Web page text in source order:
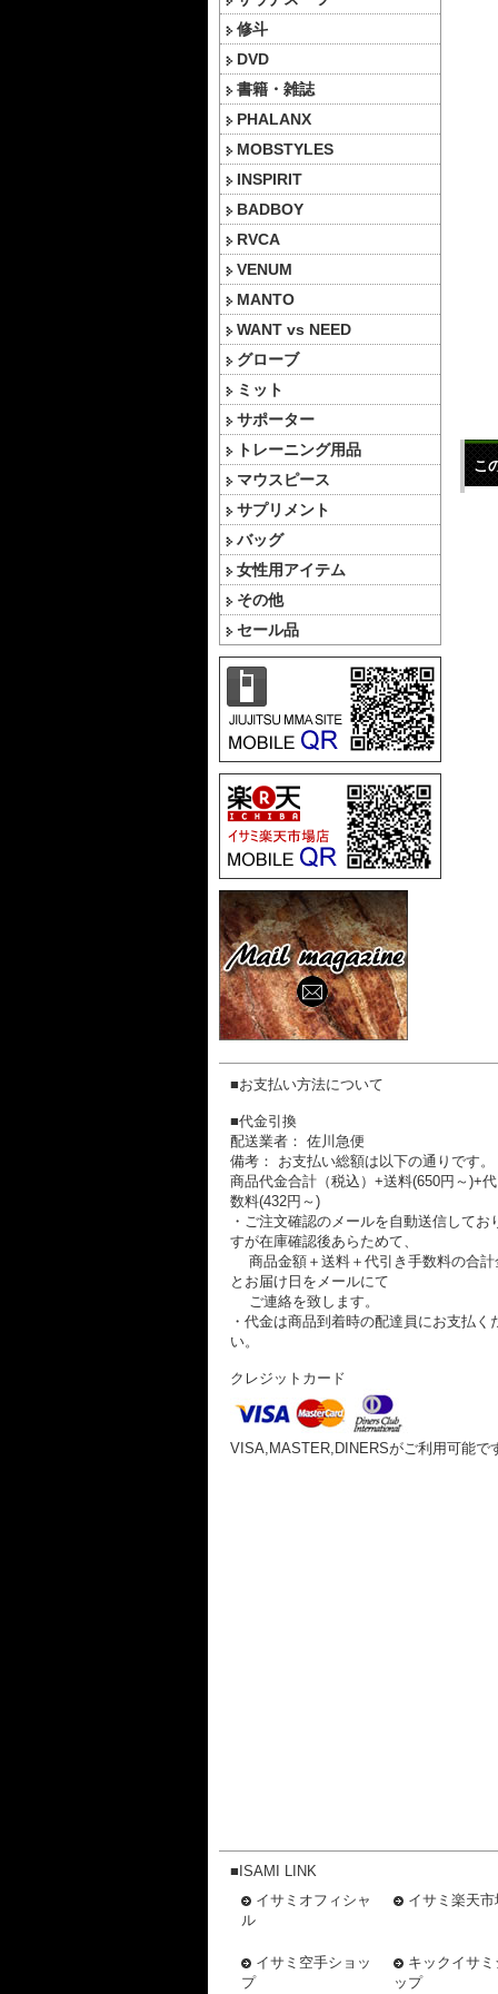
修斗
DVD
書籍・雑誌
PHALANX
MOBSTYLES
INSPIRIT
BADBOY
RVCA
VENUM
MANTO
WANT vs NEED
グローブ
ミット
サポーター
トレーニング用品
マウスピース
サプリメント
バッグ
女性用アイテム
その他
セール品
こ
■お支払い方法について
■代金引換
配送業者： 佐川急便
備考： お支払い総額は以下の通りです。
商品代金合計（税込）+送料(650円～)+
数料(432円～)
・ご注文確認のメールを自動送信してお
すが在庫確認後あらためて、
商品金額＋送料＋代引き手数料の合計
とお届け日をメールにて
ご連絡を致します。
・代金は商品到着時の配達員にお支払く
い。
クレジットカード
VISA,MASTER,DINERSがご利用可能で
■ISAMI LINK
イサミオフィシャ
ル
イサミ楽天市
イサミ空手ショッ
プ
キックイサミ
ップ